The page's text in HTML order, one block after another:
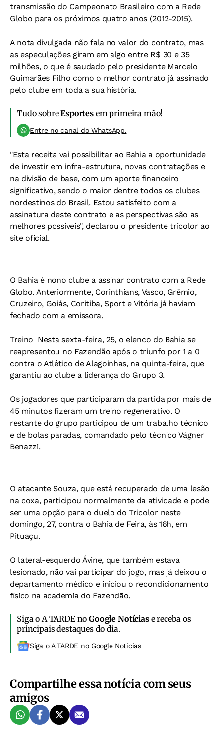
transmissão do Campeonato Brasileiro com a Rede
Globo para os próximos quatro anos (2012-2015).
A nota divulgada não fala no valor do contrato, mas
as especulações giram em algo entre R$ 30 e 35
milhões, o que é saudado pelo presidente Marcelo
Guimarães Filho como o melhor contrato já assinado
pelo clube em toda a sua história.
Tudo sobreEsportesem primeira mão!
Entre no canal do WhatsApp.
"Esta receita vai possibilitar ao Bahia a oportunidade
de investir em infra-estrutura, novas contratações e
na divisão de base, com um aporte financeiro
significativo, sendo o maior dentre todos os clubes
nordestinos do Brasil. Estou satisfeito com a
assinatura deste contrato e as perspectivas são as
melhores possíveis", declarou o presidente tricolor ao
site oficial.
O Bahia é nono clube a assinar contrato com a Rede
Globo. Anteriormente, Corinthians, Vasco, Grêmio,
Cruzeiro, Goiás, Coritiba, Sport e Vitória já haviam
fechado com a emissora.
Treino  Nesta sexta-feira, 25, o elenco do Bahia se
reapresentou no Fazendão após o triunfo por 1 a 0
contra o Atlético de Alagoinhas, na quinta-feira, que
garantiu ao clube a liderança do Grupo 3.
Os jogadores que participaram da partida por mais de
45 minutos fizeram um treino regenerativo. O
restante do grupo participou de um trabalho técnico
e de bolas paradas, comandado pelo técnico Vágner
Benazzi.
O atacante Souza, que está recuperado de uma lesão
na coxa, participou normalmente da atividade e pode
ser uma opção para o duelo do Tricolor neste
domingo, 27, contra o Bahia de Feira, às 16h, em
Pituaçu.
O lateral-esquerdo Ávine, que também estava
lesionado, não vai participar do jogo, mas já deixou o
departamento médico e iniciou o recondicionamento
físico na academia do Fazendão.
Siga o A TARDE noGoogle Notíciase receba os
principais destaques do dia.
Siga o A TARDE no Google Noticias
Compartilhe essa notícia com seus
amigos